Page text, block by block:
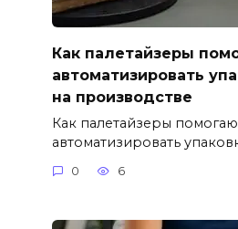
Как палетайзеры
автоматизировать
на производстве
Как палетайзеры
автоматизировать
0 6